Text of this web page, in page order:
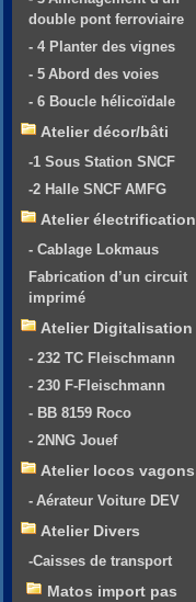
double pont ferroviaire
- 4 Planter des vignes
- 5 Abord des voies
- 6 Boucle hélicoïdale
Atelier décor/bâti
-1 Sous Station SNCF
-2 Halle SNCF AMFG
Atelier électrification
- Cablage Lokmaus
Fabrication d’un circuit
imprimé
Atelier Digitalisation
- 232 TC Fleischmann
- 230 F-Fleischmann
- BB 8159 Roco
- 2NNG Jouef
Atelier locos vagons
- Aérateur Voiture DEV
Atelier Divers
-Caisses de transport
Matos import pas